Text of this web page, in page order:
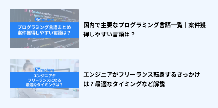
国内で主要なプログラミング言語一覧｜案件獲
得しやすい言語は？
エンジニアがフリーランス転身するきっかけ
は？最適なタイミングなど解説